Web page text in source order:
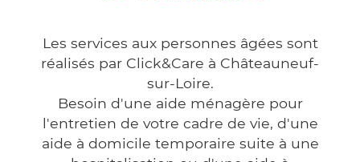
Les services aux personnes âgées sont
réalisés par Click&Care à Châteauneuf-
sur-Loire.
Besoin d'une aide ménagère pour
l'entretien de votre cadre de vie, d'une
aide à domicile temporaire suite à une